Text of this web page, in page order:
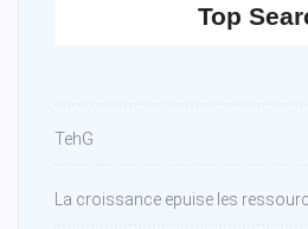
Top
TehG
La croissance epuise les